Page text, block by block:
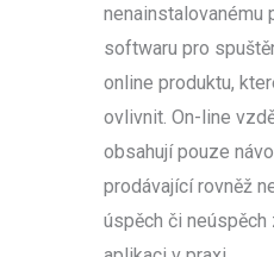
nenainstalovanému
softwaru pro
online produktu,
ovlivnit. On-line
obsahují pouze
prodávající rovněž
úspěch či neúspěch